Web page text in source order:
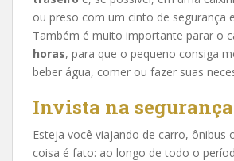
ou preso com um cinto de segurança
Também é muito importante parar o
horas, para que o pequeno consiga
beber água, comer ou fazer suas
Invista na segurança
Esteja você viajando de carro, ônibus
coisa é fato: ao longo de todo o